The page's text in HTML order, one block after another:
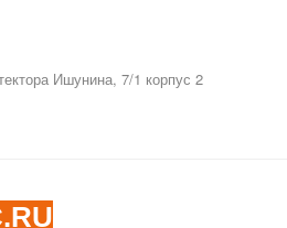
Ишунина, 7/1 корпус 2